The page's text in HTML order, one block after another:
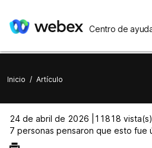
Centro de
Inicio / Artículo
24 de abril de 2026 |
11818 vista(s)
7 personas pensaron que esto fue